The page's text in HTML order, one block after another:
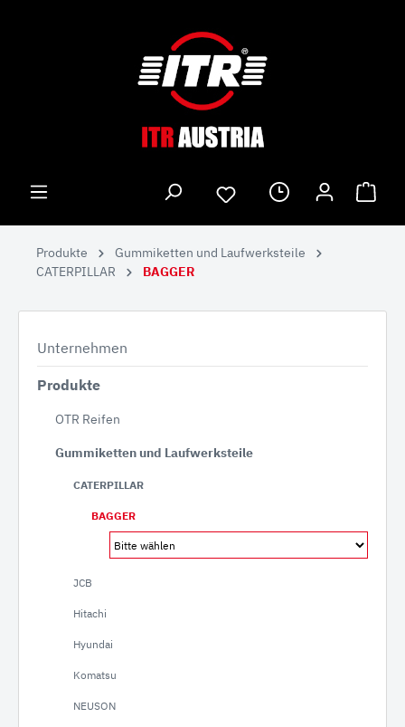
Produkte
Gummiketten und Laufwerksteile
CATERPILLAR
BAGGER
Unternehmen
Produkte
OTR Reifen
Gummiketten und Laufwerksteile
CATERPILLAR
BAGGER
JCB
Hitachi
Hyundai
Komatsu
NEUSON